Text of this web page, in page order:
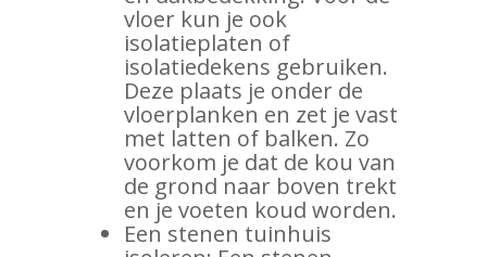
vloer kun je ook
isolatieplaten of
isolatiedekens gebruiken.
Deze plaats je onder de
vloerplanken en zet je vast
met latten of balken. Zo
voorkom je dat de kou van
de grond naar boven trekt
en je voeten koud worden.
Een stenen tuinhuis